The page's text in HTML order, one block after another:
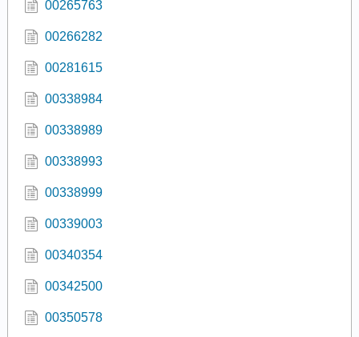
00265763
00266282
00281615
00338984
00338989
00338993
00338999
00339003
00340354
00342500
00350578